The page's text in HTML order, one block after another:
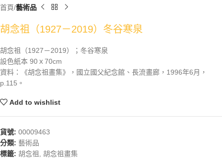
首頁 藝術品
胡念祖（1927－2019）冬谷寒泉
胡念祖（1927－2019）；冬谷寒泉
設色紙本 90ｘ70cm
資料：《胡念祖畫集》，國立國父紀念館、長流畫廊，1996年6月，
p.115。
Add to wishlist
貨號: 00009463
分類: 藝術品
標籤: 胡念祖 胡念祖畫集